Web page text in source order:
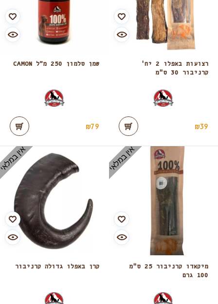
רצועות באפלו 2 יח'
קרניבור 30 ס"מ
₪39
שמן סלמון 250 מ”ל CAMON
₪79
מיקאדו קרניבור 25 ס"מ
100 גרם
אין במלאי
קרן באפלו גדולה קרניבור
אין